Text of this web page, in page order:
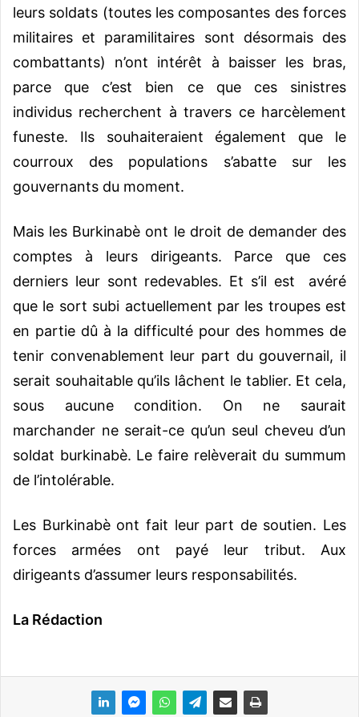
leurs soldats (toutes les composantes des forces
militaires et paramilitaires sont désormais des
combattants) n’ont intérêt à baisser les bras,
parce que c’est bien ce que ces sinistres
individus recherchent à travers ce harcèlement
funeste. Ils souhaiteraient également que le
courroux des populations s’abatte sur les
gouvernants du moment.
Mais les Burkinabè ont le droit de demander des
comptes à leurs dirigeants. Parce que ces
derniers leur sont redevables. Et s’il est avéré
que le sort subi actuellement par les troupes est
en partie dû à la difficulté pour des hommes de
tenir convenablement leur part du gouvernail, il
serait souhaitable qu’ils lâchent le tablier. Et cela,
sous aucune condition. On ne saurait
marchander ne serait-ce qu’un seul cheveu d’un
soldat burkinabè. Le faire relèverait du summum
de l’intolérable.
Les Burkinabè ont fait leur part de soutien. Les
forces armées ont payé leur tribut. Aux
dirigeants d’assumer leurs responsabilités.
La Rédaction